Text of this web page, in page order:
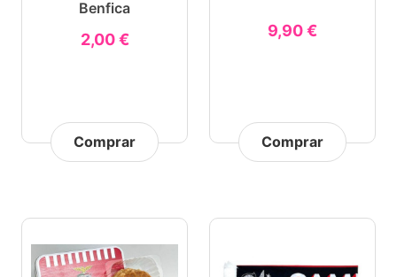
Benfica
2,00 €
Comprar
9,90 €
Comprar